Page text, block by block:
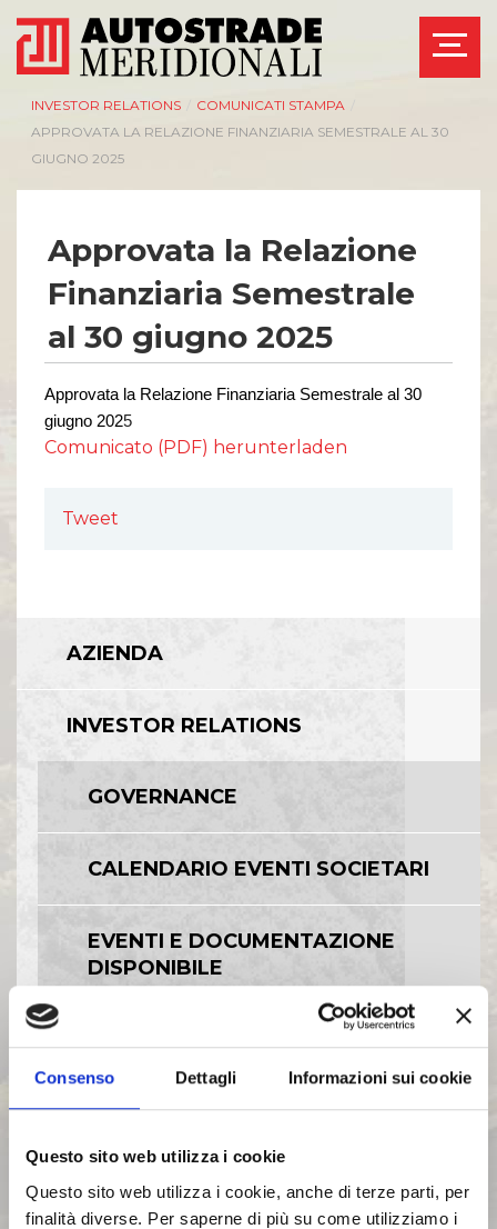
Consenso Dettagli Informazioni sui cookie
Questo sito web utilizza i cookie
Questo sito web utilizza i cookie, anche di terze parti, per
finalità diverse. Per saperne di più su come utilizziamo i
INVESTOR RELATIONS COMUNICATI STAMPA
APPROVATA LA RELAZIONE FINANZIARIA SEMESTRALE AL 30
GIUGNO 2025
Approvata la Relazione
Finanziaria Semestrale
al 30 giugno 2025
Approvata la Relazione Finanziaria Semestrale al 30
giugno 2025
Comunicato (PDF) herunterladen
Tweet
AZIENDA
INVESTOR RELATIONS
GOVERNANCE
CALENDARIO EVENTI SOCIETARI
EVENTI E DOCUMENTAZIONE
DISPONIBILE
INTERMEDIE
COMUNICATI STAMPA